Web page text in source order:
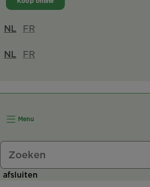
NL FR
NL FR
Menu
afsluiten